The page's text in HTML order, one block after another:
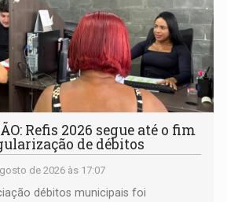
Refis 2026 segue até o fim
de débitos
de 2026 às 17:07
débitos municipais foi